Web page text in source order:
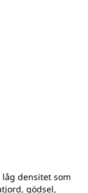
densitet som
gödsel,